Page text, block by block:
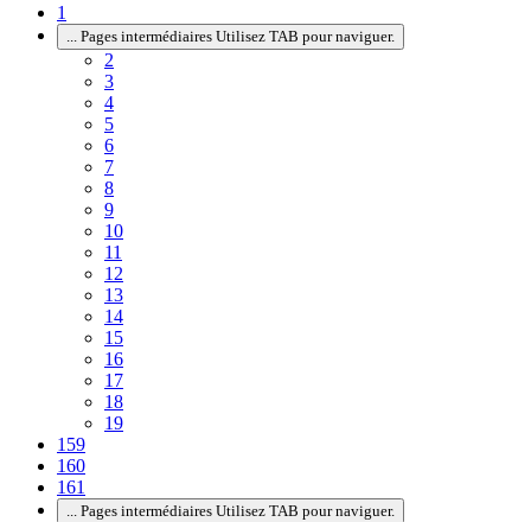
1
Pages intermédiaires Utilisez TAB pour naviguer.
2
3
4
5
6
7
8
9
10
11
12
13
14
15
16
17
18
19
159
160
161
Pages intermédiaires Utilisez TAB pour naviguer.